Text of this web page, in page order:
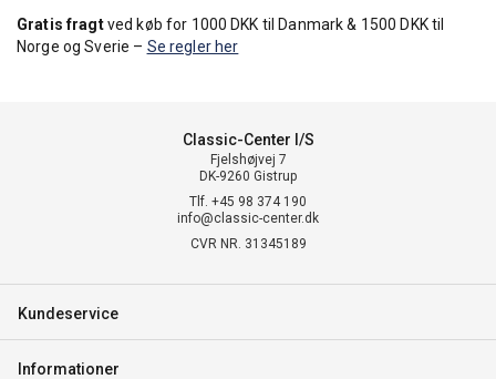
Gratis fragtved køb for 1000 DKK til Danmark & 1500 DKK til
Norge og Sverie – Se regler her
Classic-Center I/S
Fjelshøjvej 7
DK-9260 Gistrup
Tlf. +45 98 374 190
info@classic-center.dk
CVR NR. 31345189
Kundeservice
Informationer